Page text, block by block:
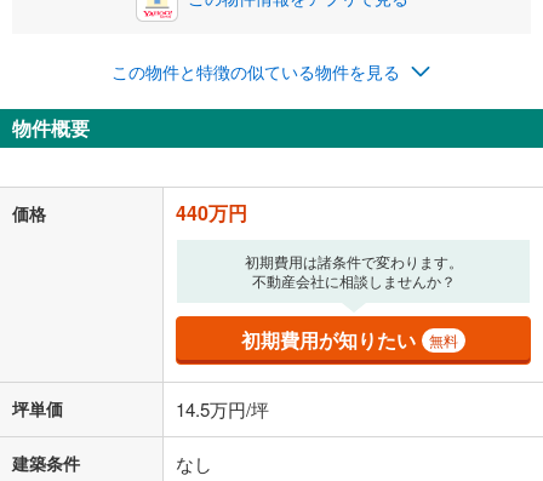
この物件と特徴の似ている物件を見る
物件概要
価格 440万円
初期費用は諸条件で変わります。
不動産会社に相談しませんか？
初期費用が知りたい 無料
坪単価 14.5万円/坪
建築条件 なし